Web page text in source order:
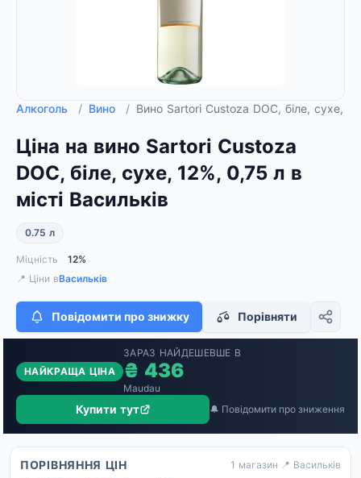
Алкоголь / Вино / Вино Sartori Custoza DOC, біле, сухе,
Ціна на вино Sartori Custoza
DOC, біле, сухе, 12%, 0,75 л в
місті Васильків
0.75 л
Міцність
12%
📍 Ціни вВасильків
Повідомити про знижку Порівняти
НАЙКРАЩА ЦІНА
ЗАРАЗ НАЙДЕШЕВШЕ В
₴ 436
Maudau
Купити тут 🔔 Повідомити про зниження
ПОРІВНЯННЯ ЦІН 1 магазин· 📍 Васильків